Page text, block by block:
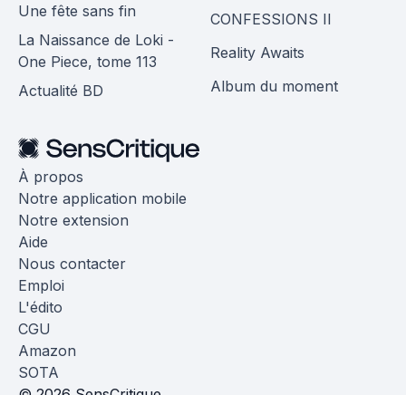
Une fête sans fin
La Naissance de Loki -
One Piece, tome 113
Actualité BD
CONFESSIONS II
Reality Awaits
Album du moment
À propos
Notre application mobile
Notre extension
Aide
Nous contacter
Emploi
L'édito
CGU
Amazon
SOTA